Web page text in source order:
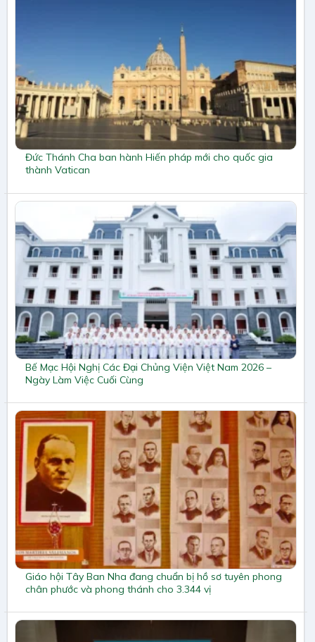
Đức Thánh Cha ban hành Hiến pháp mới cho quốc gia
thành Vatican
Bế Mạc Hội Nghị Các Đại Chủng Viện Việt Nam 2026 –
Ngày Làm Việc Cuối Cùng
Giáo hội Tây Ban Nha đang chuẩn bị hồ sơ tuyên phong
chân phước và phong thánh cho 3.344 vị